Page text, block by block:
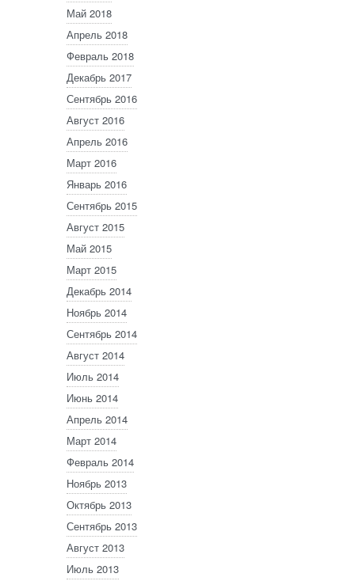
Май 2018
Апрель 2018
Февраль 2018
Декабрь 2017
Сентябрь 2016
Август 2016
Апрель 2016
Март 2016
Январь 2016
Сентябрь 2015
Август 2015
Май 2015
Март 2015
Декабрь 2014
Ноябрь 2014
Сентябрь 2014
Август 2014
Июль 2014
Июнь 2014
Апрель 2014
Март 2014
Февраль 2014
Ноябрь 2013
Октябрь 2013
Сентябрь 2013
Август 2013
Июль 2013